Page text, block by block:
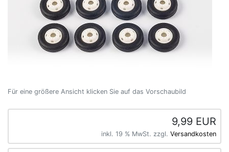
Für eine größere Ansicht klicken Sie auf das Vorschaubild
9,99 EUR
inkl. 19 % MwSt. zzgl. Versandkosten